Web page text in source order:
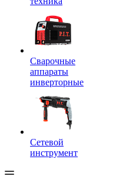
Сварочные
аппараты
инверторные
Сетевой
инструмент